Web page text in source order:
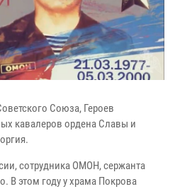
Союза, Героев
кавалеров ордена Славы и
сотрудника ОМОН, сержанта
В этом году у храма Покрова